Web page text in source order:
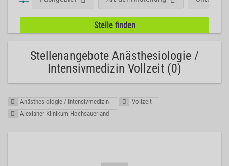
Stellenangebote Anästhesiologie /
Intensivmedizin Vollzeit (0)
Anästhesiologie / Intensivmedizin
Vollzeit
Alexianer Klinikum Hochsauerland